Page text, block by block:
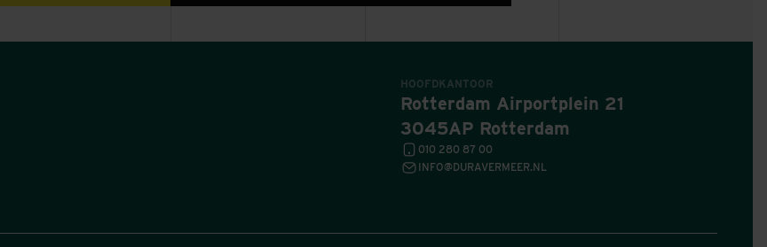
HOOFDKANTOOR
Rotterdam Airportplein 21
3045AP Rotterdam
010 280 87 00
INFO@DURAVERMEER.NL